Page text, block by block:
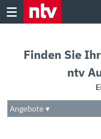
Skip
Audio
Das Beste
Finden Sie
ntv
Angebote ▾